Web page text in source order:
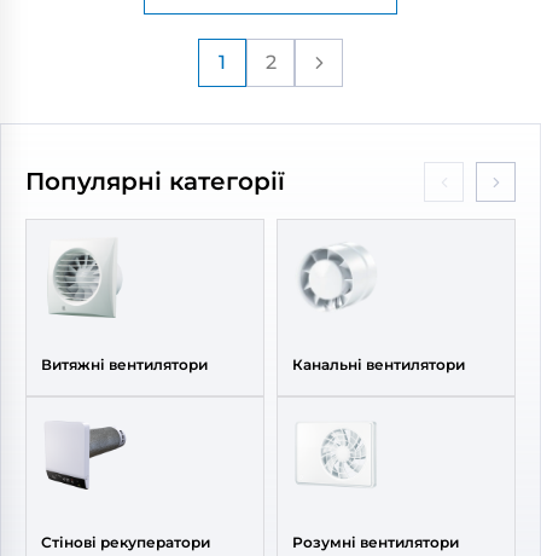
1 2
Популярні категорії
Витяжні вентилятори
Стінові рекуператори
Канальні вентилятори
Розумні вентилятори